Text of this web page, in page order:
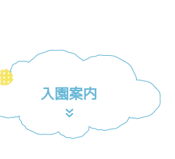
入園案内